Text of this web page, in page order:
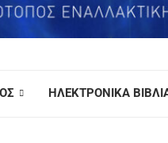
ΗΛΕΚΤΡΟΝΙΚΑ